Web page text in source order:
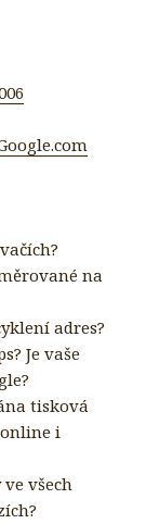
na
adres?
Je vaše
tisková
i
všech